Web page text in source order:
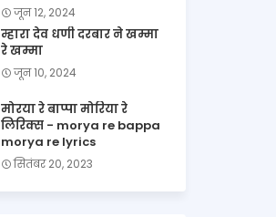
जून 12, 2024
म्हारा देव धणी दरबार ने खम्मा
रे खम्मा
जून 10, 2024
मोरया रे बाप्पा मोरिया रे
लिरिक्स - morya re bappa
morya re lyrics
सितंबर 20, 2023